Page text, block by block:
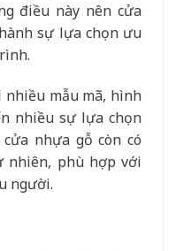
điều này nên cửa
sự lựa chọn ưu
nhiều mẫu mã, hình
nhiều sự lựa chọn
nhựa gỗ còn có
nhiên, phù hợp với
người.